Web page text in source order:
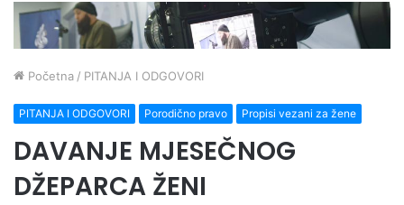
Početna / PITANJA I ODGOVORI
PITANJA I ODGOVORI Porodično pravo Propisi vezani za žene
DAVANJE MJESEČNOG
DŽEPARCA ŽENI